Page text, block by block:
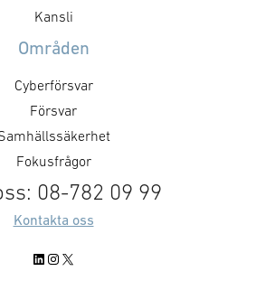
Kansli
Områden
Cyberförsvar
Försvar
Fokusfrågor
08-782 09 99
Kontakta oss
LinkedIn
Instagram
X